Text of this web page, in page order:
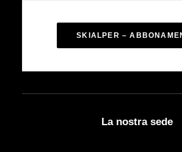
SKIALPER –
La nostra sede